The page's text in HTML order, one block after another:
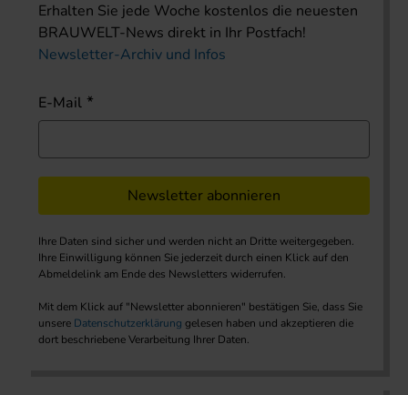
Erhalten Sie jede Woche kostenlos die neuesten
BRAUWELT-News direkt in Ihr Postfach!
Newsletter-Archiv und Infos
E-Mail
Newsletter abonnieren
Ihre Daten sind sicher und werden nicht an Dritte weitergegeben.
Ihre Einwilligung können Sie jederzeit durch einen Klick auf den
Abmeldelink am Ende des Newsletters widerrufen.
Mit dem Klick auf "Newsletter abonnieren" bestätigen Sie, dass Sie
unsere Datenschutzerklärung gelesen haben und akzeptieren die
dort beschriebene Verarbeitung Ihrer Daten.